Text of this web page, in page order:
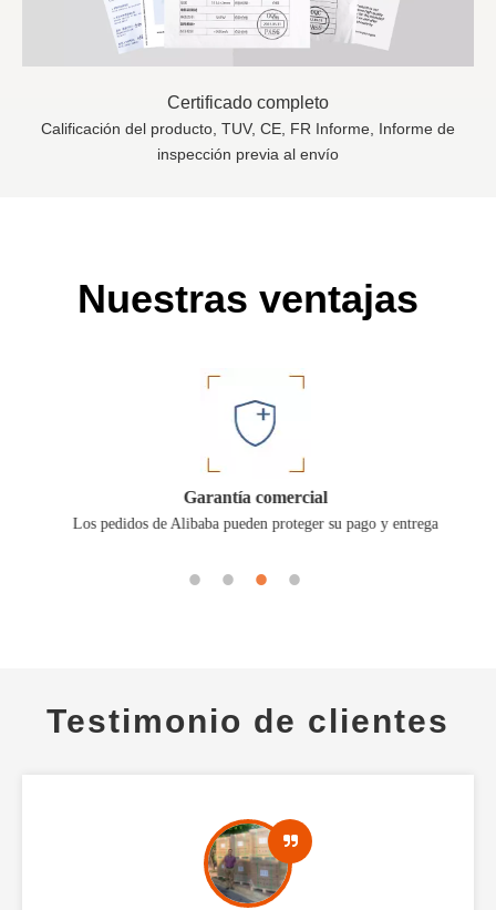
Certificado completo
Calificación del producto, TUV, CE, FR Informe, Informe de
inspección previa al envío
Nuestras ventajas
Garantía comercial
Los pedidos de Alibaba pueden proteger su pago y entrega
Testimonio de clientes